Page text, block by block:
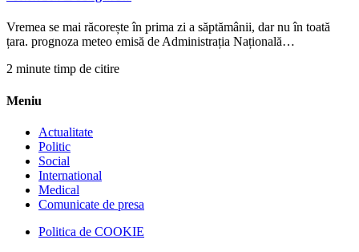
Vremea se mai răcorește în prima zi a săptămânii, dar nu în toată
țara. prognoza meteo emisă de Administrația Națională…
2 minute timp de citire
Meniu
Actualitate
Politic
Social
International
Medical
Comunicate de presa
Politica de COOKIE